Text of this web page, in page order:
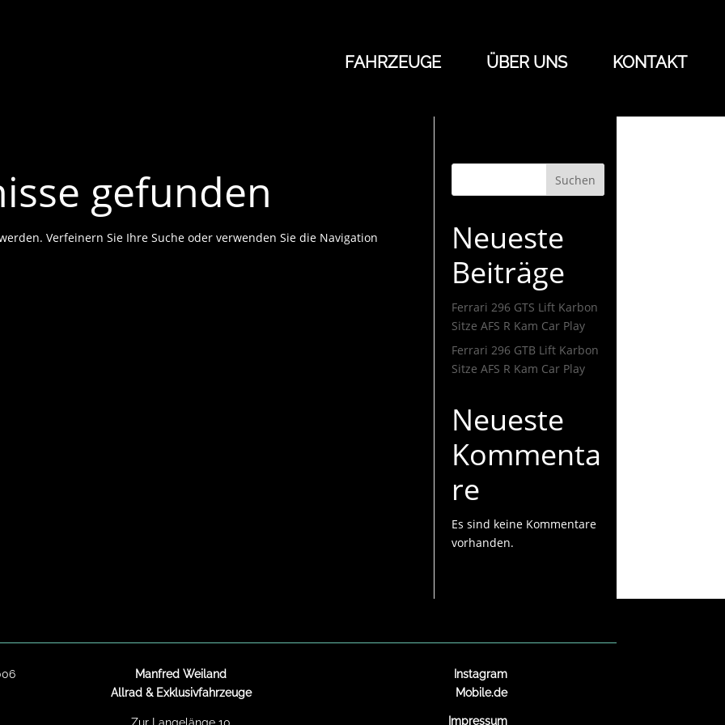
FAHRZEUGE ÜBER UNS KONTAKT
gefunden
Verfeinern Sie Ihre Suche oder verwenden Sie die Navigation
Suchen
Neueste
Beiträge
Ferrari 296 GTS Lift Karbon
Sitze AFS R Kam Car Play
Ferrari 296 GTB Lift Karbon
Sitze AFS R Kam Car Play
Neueste
Kommenta
re
Es sind keine Kommentare
vorhanden.
Manfred Weiland
Allrad & Exklusivfahrzeuge
Zur Langelänge 10
Instagram
Mobile.de
Impressum